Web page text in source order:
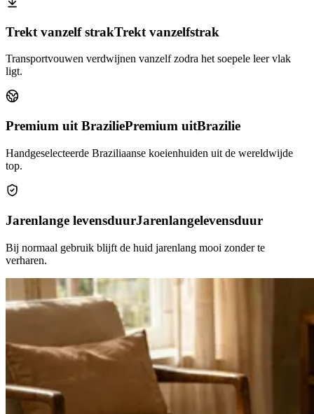
Trekt vanzelf strakTrekt vanzelfstrak
Transportvouwen verdwijnen vanzelf zodra het soepele leer vlak
ligt.
Premium uit BraziliePremium uitBrazilie
Handgeselecteerde Braziliaanse koeienhuiden uit de wereldwijde
top.
Jarenlange levensduurJarenlangelevensduur
Bij normaal gebruik blijft de huid jarenlang mooi zonder te
verharen.